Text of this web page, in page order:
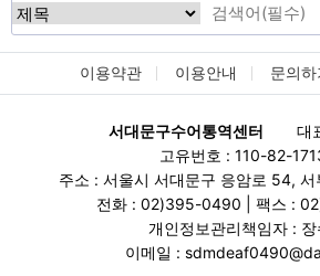
이용약관 이용안내 문의하
서대문구수어통역센터
대
고유번호 : 110-82-
주소 : 서울시 서대문구 응암로 54, 서
전화 : 02)395-0490 | 팩스 :
개인정보관리책임자 : 장
이메일 :